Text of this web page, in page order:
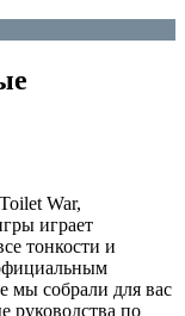
War,
играет
тонкости и
мы собрали для вас
руководства по